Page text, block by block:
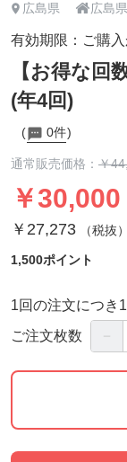
広島県 
有効期限：ご購
【お得な回
(年4回)
0件
通常販売価格： ￥
￥30,000
￥27,273（税抜）
1,500ポイント
1回の注文につき
ご注文枚数 －